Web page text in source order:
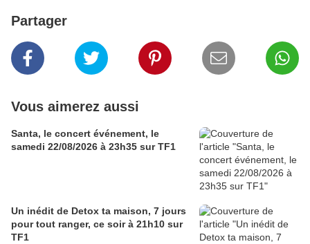
Partager
Vous aimerez aussi
Santa, le concert événement, le
samedi 22/08/2026 à 23h35 sur TF1
Un inédit de Detox ta maison, 7 jours
pour tout ranger, ce soir à 21h10 sur
TF1